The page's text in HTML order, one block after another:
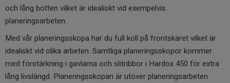
och lång botten vilket är idealiskt vid exempelvis
planeringsarbeten.
Med vår planeringsskopa har du full koll på frontskäret vilket är
idealiskt vid olika arbeten. Samtliga planeringsskopor kommer
med förstärkning i gavlarna och slitribbor i Hardox 450 för extra
lång livslängd. Planeringsskopan är utöver planeringsarbeten